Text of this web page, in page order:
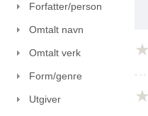
Forfatter/person
Omtalt navn
Omtalt verk
Form/genre
Utgiver